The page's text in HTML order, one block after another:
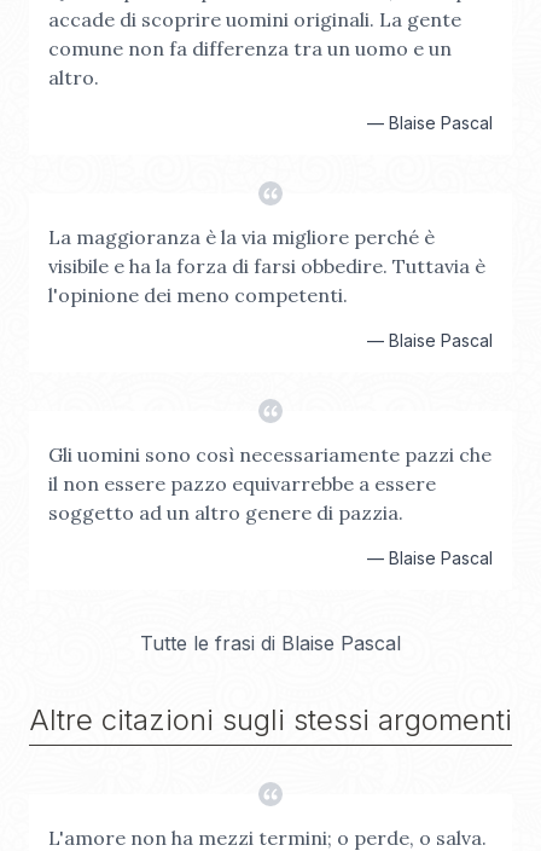
accade di scoprire uomini originali. La gente
comune non fa differenza tra un uomo e un
altro.
— Blaise Pascal
La maggioranza è la via migliore perché è
visibile e ha la forza di farsi obbedire. Tuttavia è
l'opinione dei meno competenti.
— Blaise Pascal
Gli uomini sono così necessariamente pazzi che
il non essere pazzo equivarrebbe a essere
soggetto ad un altro genere di pazzia.
— Blaise Pascal
Tutte le frasi di Blaise Pascal
Altre citazioni sugli stessi argomenti
L'amore non ha mezzi termini; o perde, o salva.